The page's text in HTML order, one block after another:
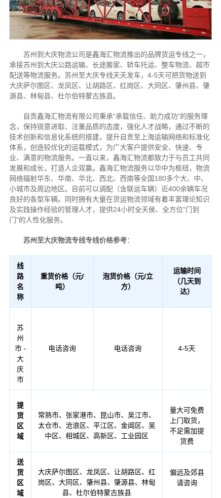
苏州到大庆物流公司是鑫海汇物流推出的品牌货运专线之一，
承接苏州到大庆公路运输、长途搬家、轿车托运、整车物流、超市
配送等物流服务。苏州至大庆专线天天发车，4-5天可把货物送到
大庆萨尔图区、龙凤区、让胡路区、红岗区、大同区、肇州县、肇
源县、林甸县、杜尔伯特蒙古族县。
自贡鑫海汇物流有限公司秉承“承载信任、助力成功”的服务理
念，保持锐意进取、注重品质的态度，强化人才战略，通过不断的
技术创新和信息化系统的搭建，提升自贡至上海运输网络和标准化
体系，创造较优化的运载模式，为广大客户提供安全、快速、专
业、满意的物流服务。一直以来，鑫海汇物流都致力于与员工共同
发展和成长，打造人企双赢。鑫海汇物流服务以华中为枢纽，物流
网络辐射华东、华南、华北、西北、西南等全国180多个大、中、
小城市及周边地区。目前可以调配（含联运车辆）近400余辆车况
良好的各型车辆。同时拥有大量在货运物流领域有着丰富理论知识
及实践操作经验的管理人才，提供24小时全天侯、全方位"门到
门"的人性化服务。
苏州至大庆物流专线专线价格参考：
线
路
名
称
重货价格（元/
吨）
泡货价格（元/立
方）
运输时间
（几天到
达）
苏
州
市 -
大
庆
市
电话咨询 电话咨询 4-5天
提
货
区
域
常熟市、张家港市、昆山市、吴江市、
太仓市、沧浪区、平江区、金阊区、吴
中区、相城区、高新区、工业园区
量大可免费
上门取货，
不足需加提
货费
送
货
区
域
大庆萨尔图区、龙凤区、让胡路区、红
岗区、大同区、肇州县、肇源县、林甸
县、杜尔伯特蒙古族县
偏远及郊县
请咨询